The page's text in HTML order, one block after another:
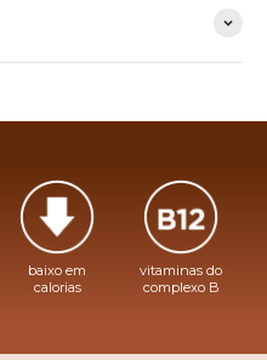
baixo em
calorias
vitaminas do
complexo B